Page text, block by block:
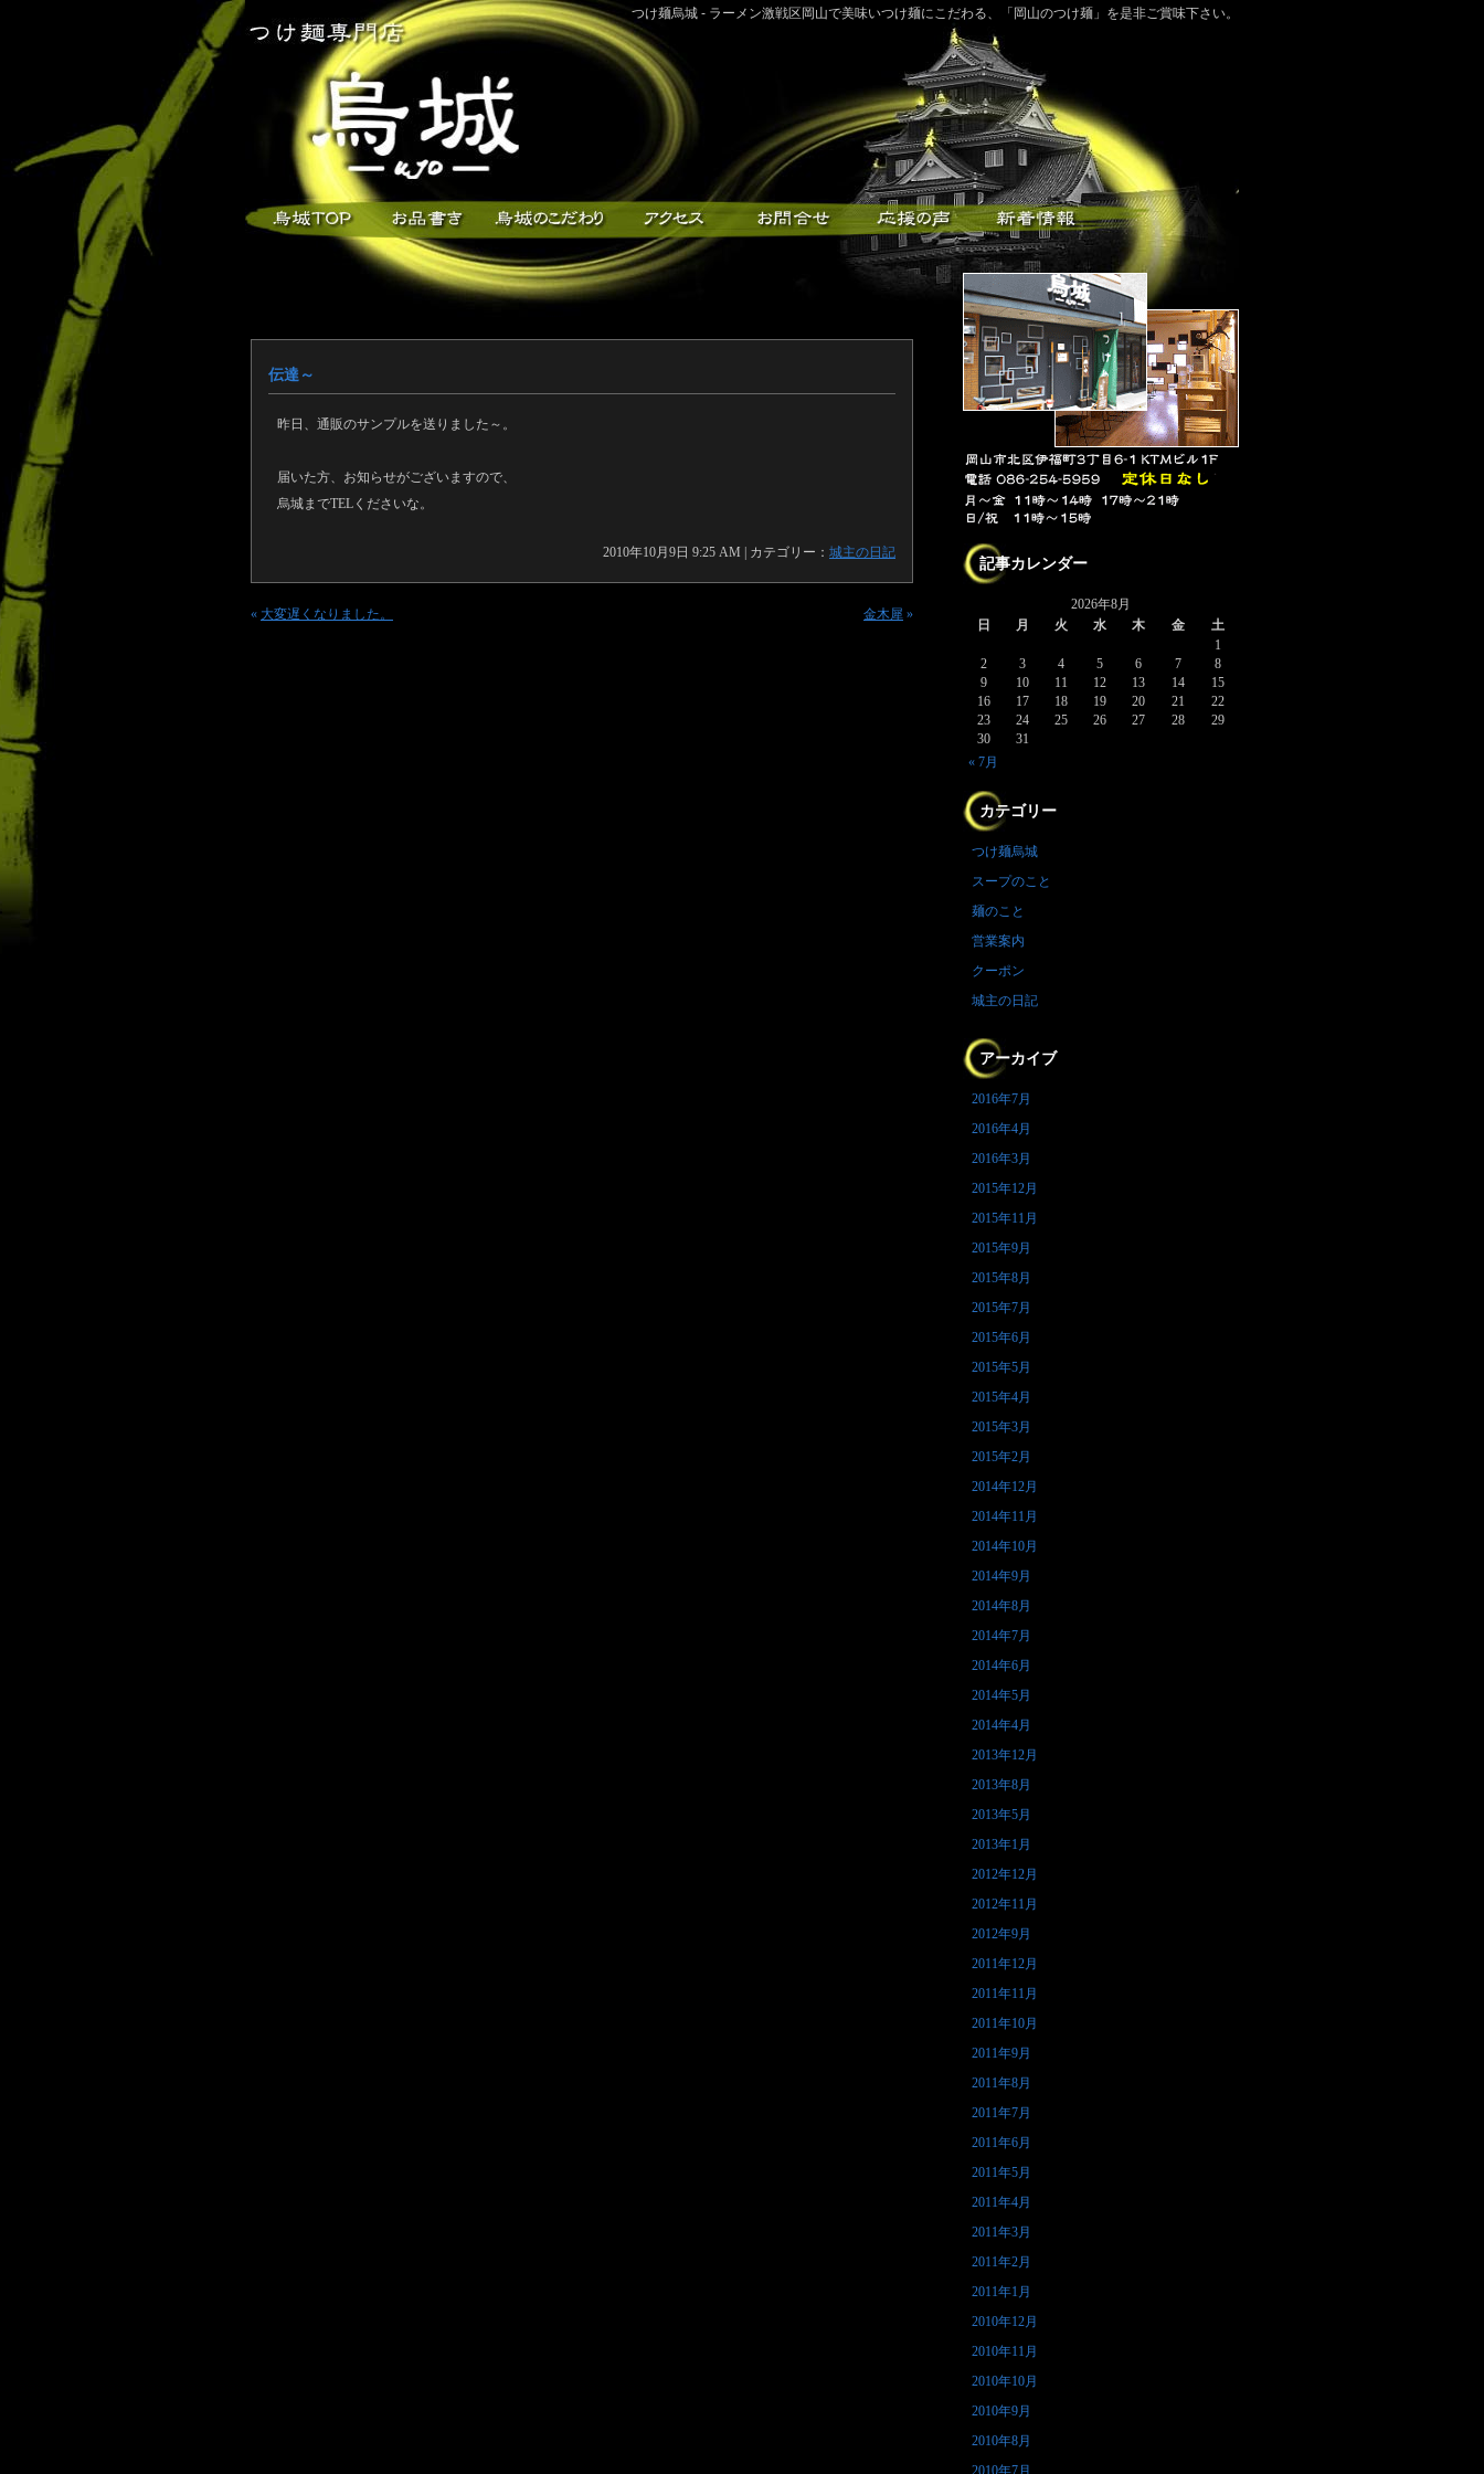
つけ麺烏城 - ラーメン激戦区岡山で美味いつけ麺にこだわる、「岡山のつけ麺」を是非ご賞味下さい。
伝達～
昨日、通販のサンプルを送りました～。
届いた方、お知らせがございますので、
烏城までTELくださいな。
2010年10月9日 9:25 AM | カテゴリー： 城主の日記
« 大変遅くなりました。 金木犀 »
記事カレンダー
2026年8月
日
月 火 水 木 金 土
« 7月
1
2
3 4 5 6 7
8
9
10 11 12 13 14
15
16
17 18 19 20 21
22
23
24 25 26 27 28
29
30
31
カテゴリー
つけ麺烏城
スープのこと
麺のこと
営業案内
クーポン
城主の日記
アーカイブ
2016年7月
2016年4月
2016年3月
2015年12月
2015年11月
2015年9月
2015年8月
2015年7月
2015年6月
2015年5月
2015年4月
2015年3月
2015年2月
2014年12月
2014年11月
2014年10月
2014年9月
2014年8月
2014年7月
2014年6月
2014年5月
2014年4月
2013年12月
2013年8月
2013年5月
2013年1月
2012年12月
2012年11月
2012年9月
2011年12月
2011年11月
2011年10月
2011年9月
2011年8月
2011年7月
2011年6月
2011年5月
2011年4月
2011年3月
2011年2月
2011年1月
2010年12月
2010年11月
2010年10月
2010年9月
2010年8月
2010年7月